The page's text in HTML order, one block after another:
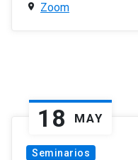
Zoom
18 MAY
Seminarios